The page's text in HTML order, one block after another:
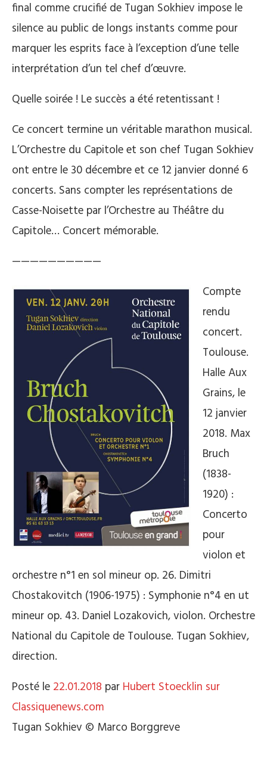
final comme crucifié de Tugan Sokhiev impose le
silence au public de longs instants comme pour
marquer les esprits face à l’exception d’une telle
interprétation d’un tel chef d’œuvre.
Quelle soirée ! Le succès a été retentissant !
Ce concert termine un véritable marathon musical.
L’Orchestre du Capitole et son chef Tugan Sokhiev
ont entre le 30 décembre et ce 12 janvier donné 6
concerts. Sans compter les représentations de
Casse-Noisette par l’Orchestre au Théâtre du
Capitole… Concert mémorable.
——————————
Compte
rendu
concert.
Toulouse.
Halle Aux
Grains, le
12 janvier
2018. Max
Bruch
(1838-
1920) :
Concerto
pour
violon et
orchestre n°1 en sol mineur op. 26. Dimitri
Chostakovitch (1906-1975) : Symphonie n°4 en ut
mineur op. 43. Daniel Lozakovich, violon. Orchestre
National du Capitole de Toulouse. Tugan Sokhiev,
direction.
Posté le 22.01.2018 par Hubert Stoecklin sur
Classiquenews.com
Tugan Sokhiev © Marco Borggreve